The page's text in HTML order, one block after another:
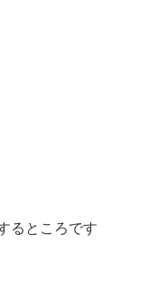
るところです